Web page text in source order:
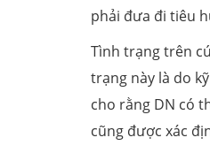
phải đưa đi tiêu
Tình trạng trên
trạng này là do
cho rằng DN có
cũng được xác